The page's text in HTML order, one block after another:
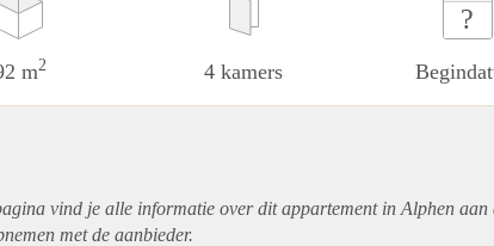
m2 4 kamers
?
vind je alle informatie over ditappartementin Alphen aan
met de aanbieder.